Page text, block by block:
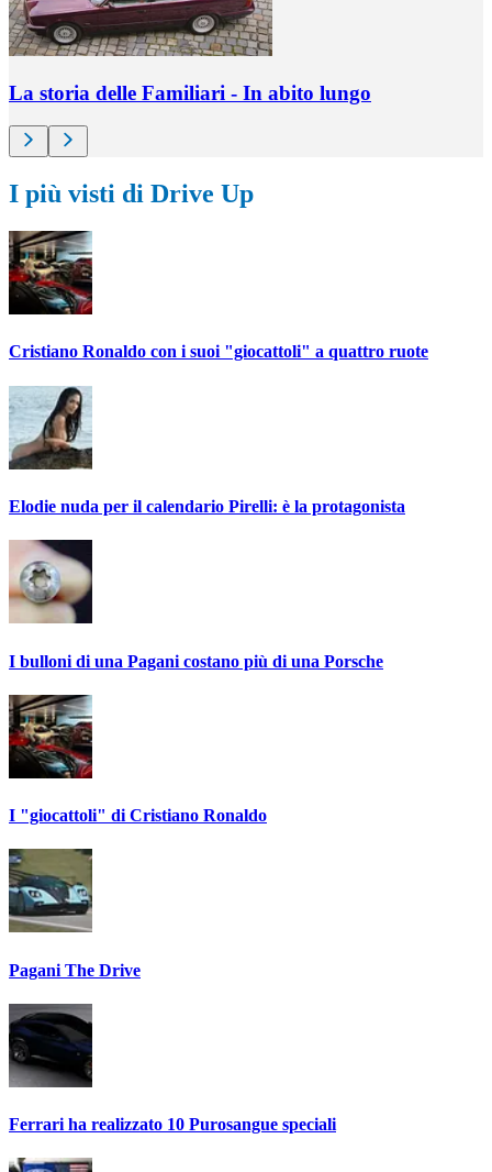
La storia delle Familiari - In abito lungo
I più visti di Drive Up
Cristiano Ronaldo con i suoi "giocattoli" a quattro ruote
Elodie nuda per il calendario Pirelli: è la protagonista
I bulloni di una Pagani costano più di una Porsche
I "giocattoli" di Cristiano Ronaldo
Pagani The Drive
Ferrari ha realizzato 10 Purosangue speciali